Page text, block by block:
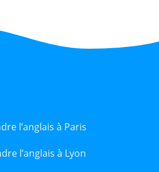
l’anglais à Paris
l’anglais à Lyon